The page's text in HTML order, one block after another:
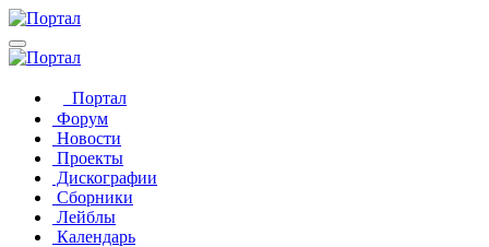
Портал
Форум
Новости
Проекты
Дискографии
Сборники
Лейблы
Календарь